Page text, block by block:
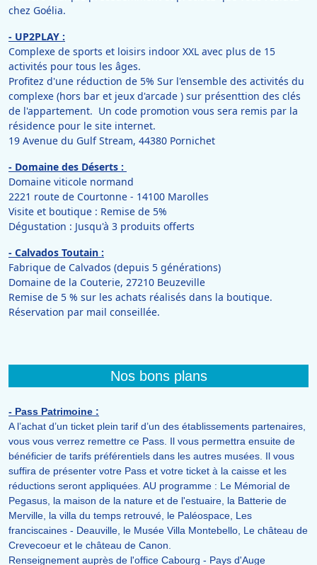
chez Goélia.
- UP2PLAY :
Complexe de sports et loisirs indoor XXL avec plus de 15
activités pour tous les âges.
Profitez d'une réduction de 5% Sur l'ensemble des activités du
complexe (hors bar et jeux d'arcade ) sur présenttion des clés
de l'appartement. Un code promotion vous sera remis par la
résidence pour le site internet.
19 Avenue du Gulf Stream, 44380 Pornichet
- Domaine des Déserts :
Domaine viticole normand
2221 route de Courtonne - 14100 Marolles
Visite et boutique : Remise de 5%
Dégustation : Jusqu'à 3 produits offerts
- Calvados Toutain :
Fabrique de Calvados (depuis 5 générations)
Domaine de la Couterie, 27210 Beuzeville
Remise de 5 % sur les achats réalisés dans la boutique.
Réservation par mail conseillée.
Nos bons plans
- Pass Patrimoine :
A l’achat d’un ticket plein tarif d’un des établissements partenaires,
vous vous verrez remettre ce Pass. Il vous permettra ensuite de
bénéficier de tarifs préférentiels dans les autres musées. Il vous
suffira de présenter votre Pass et votre ticket à la caisse et les
réductions seront appliquées. AU programme : Le Mémorial de
Pegasus, la maison de la nature et de l'estuaire, la Batterie de
Merville, la villa du temps retrouvé, le Paléospace, Les
franciscaines - Deauville, le Musée Villa Montebello, Le château de
Crevecoeur et le château de Canon.
Renseignement auprès de l'office Cabourg - Pays d'Auge